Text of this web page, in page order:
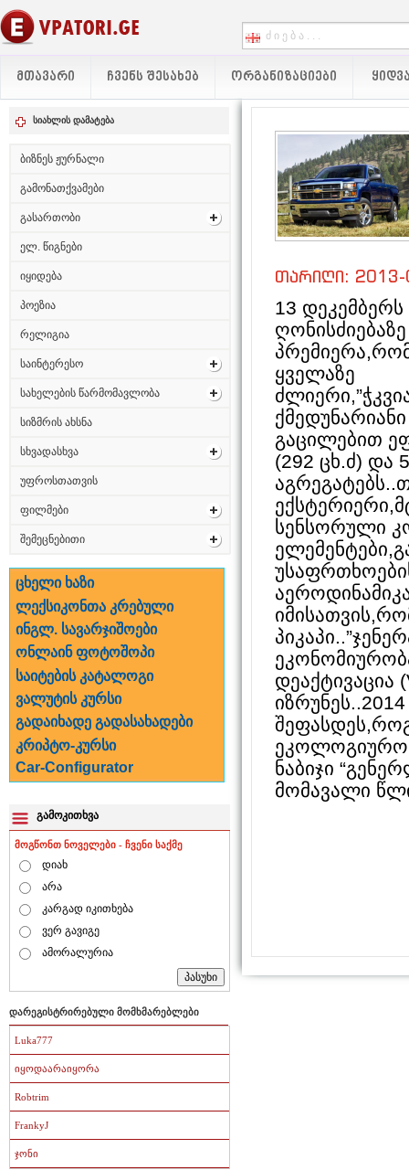
ᲛᲗᲐᲕᲐᲠᲘ ᲩᲕᲔᲜᲡ ᲨᲔᲡᲐᲮᲔᲑ ᲝᲠᲒᲐᲜᲘᲖᲐᲪᲘᲔᲑᲘ
სიახლის დამატება
ბიზნეს ჟურნალი
გამონათქვამები
გასართობი
ელ. წიგნები
იყიდება
პოეზია
რელიგია
საინტერესო
სახელების წარმომავლობა
სიზმრის ახსნა
სხვადასხვა
უფროსთათვის
ფილმები
შემეცნებითი
ცხელი ხაზი
ლექსიკონთა კრებული
ინგლ. სავარჯიშოები
ონლაინ ფოტოშოპი
საიტების კატალოგი
ვალუტის კურსი
გადაიხადე გადასახადები
კრიპტო-კურსი
Car-Configurator
გამოკითხვა
მოგწონთ ნოველები - ჩვენი საქმე
დიახ
არა
კარგად იკითხება
ვერ გავიგე
ამორალურია
დარეგისტრირებული მომხმარებლები
Luka777
იყოდაარაიყორა
Robtrim
FrankyJ
ჯონი
თარიღი:
13
ყველაზე
გაცილებით
(292 ცხ.ძ) და
სენსორული
დეაქტივაცია
ნაბიჯი
მომავალი